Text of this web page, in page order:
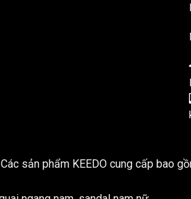
sản phẩm KEEDO cung cấp bao